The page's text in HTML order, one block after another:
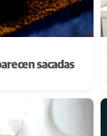
sacadas